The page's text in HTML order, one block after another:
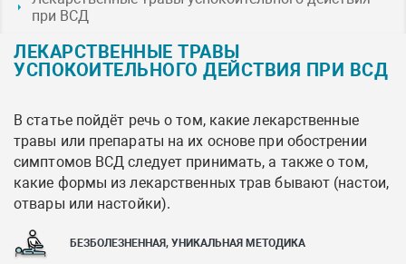
при ВСД
ЛЕКАРСТВЕННЫЕ ТРАВЫ
УСПОКОИТЕЛЬНОГО ДЕЙСТВИЯ ПРИ ВСД
В статье пойдёт речь о том, какие лекарственные
травы или препараты на их основе при обострении
симптомов ВСД следует принимать, а также о том,
какие формы из лекарственных трав бывают (настои,
отвары или настойки).
БЕЗБОЛЕЗНЕННАЯ, УНИКАЛЬНАЯ МЕТОДИКА